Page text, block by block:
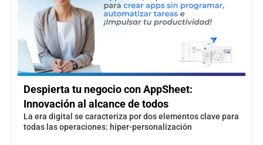
Despierta tu negocio con AppSheet:
Innovación al alcance de todos
La era digital se caracteriza por dos elementos clave para
todas las operaciones: hiper-personalización